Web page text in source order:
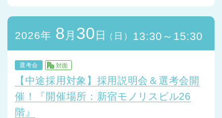
2026年 8 月 30 日 （日） 13:30～15:30
選考会 対面
【中途採用対象】採用説明会＆選考会開
催！『開催場所：新宿モノリスビル26
階』